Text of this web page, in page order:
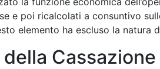
e poi ricalcolati a consuntivo
elemento ha escluso la natura
Cassazione